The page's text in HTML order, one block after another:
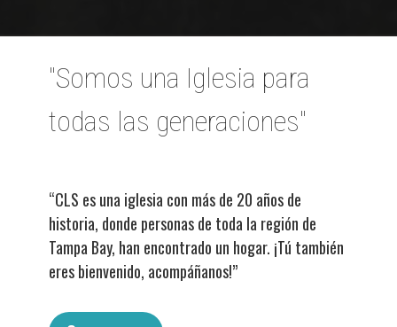
"Somos una Iglesia para
todas las generaciones"
“CLS es una iglesia con más de 20 años de
historia, donde personas de toda la región de
Tampa Bay, han encontrado un hogar. ¡Tú también
eres bienvenido, acompáñanos!”